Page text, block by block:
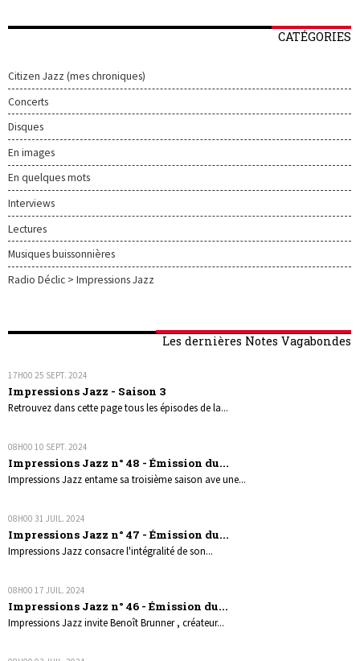
CATÉGORIES
Citizen Jazz (mes chroniques)
Concerts
Disques
En images
En quelques mots
Interviews
Lectures
Musiques buissonnières
Radio Déclic > Impressions Jazz
Les dernières Notes Vagabondes
17H00 25 SEPT. 2024
Impressions Jazz - Saison 3
Retrouvez dans cette page tous les épisodes de la...
08H00 10 SEPT. 2024
Impressions Jazz n° 48 - Émission du...
Impressions Jazz entame sa troisième saison ave une...
08H00 31 JUIL. 2024
Impressions Jazz n° 47 - Émission du...
Impressions Jazz consacre l'intégralité de son...
08H00 17 JUIL. 2024
Impressions Jazz n° 46 - Émission du...
Impressions Jazz invite Benoît Brunner , créateur...